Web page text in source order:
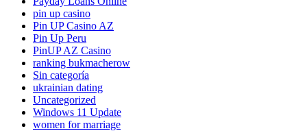
pin up casino
Pin UP Casino AZ
Pin Up Peru
PinUP AZ Casino
ranking bukmacherow
Sin categoría
ukrainian dating
Uncategorized
Windows 11 Update
women for marriage